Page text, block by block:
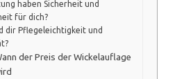
haben Sicherheit und
für dich?
dir Pflegeleichtigkeit und
der Preis der Wickelauflage